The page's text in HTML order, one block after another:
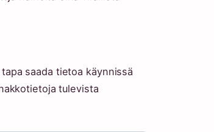
saada tietoa käynnissä
tulevista